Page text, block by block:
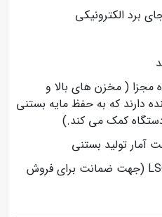
مجزا ( مخزن های بالا و
دارند که به حفظ مایه بستنی
کمک می کند.)
آمار تولید بستنی
مجهز به سیستم امنیتی LSC (جهت ضمانت برای فروش